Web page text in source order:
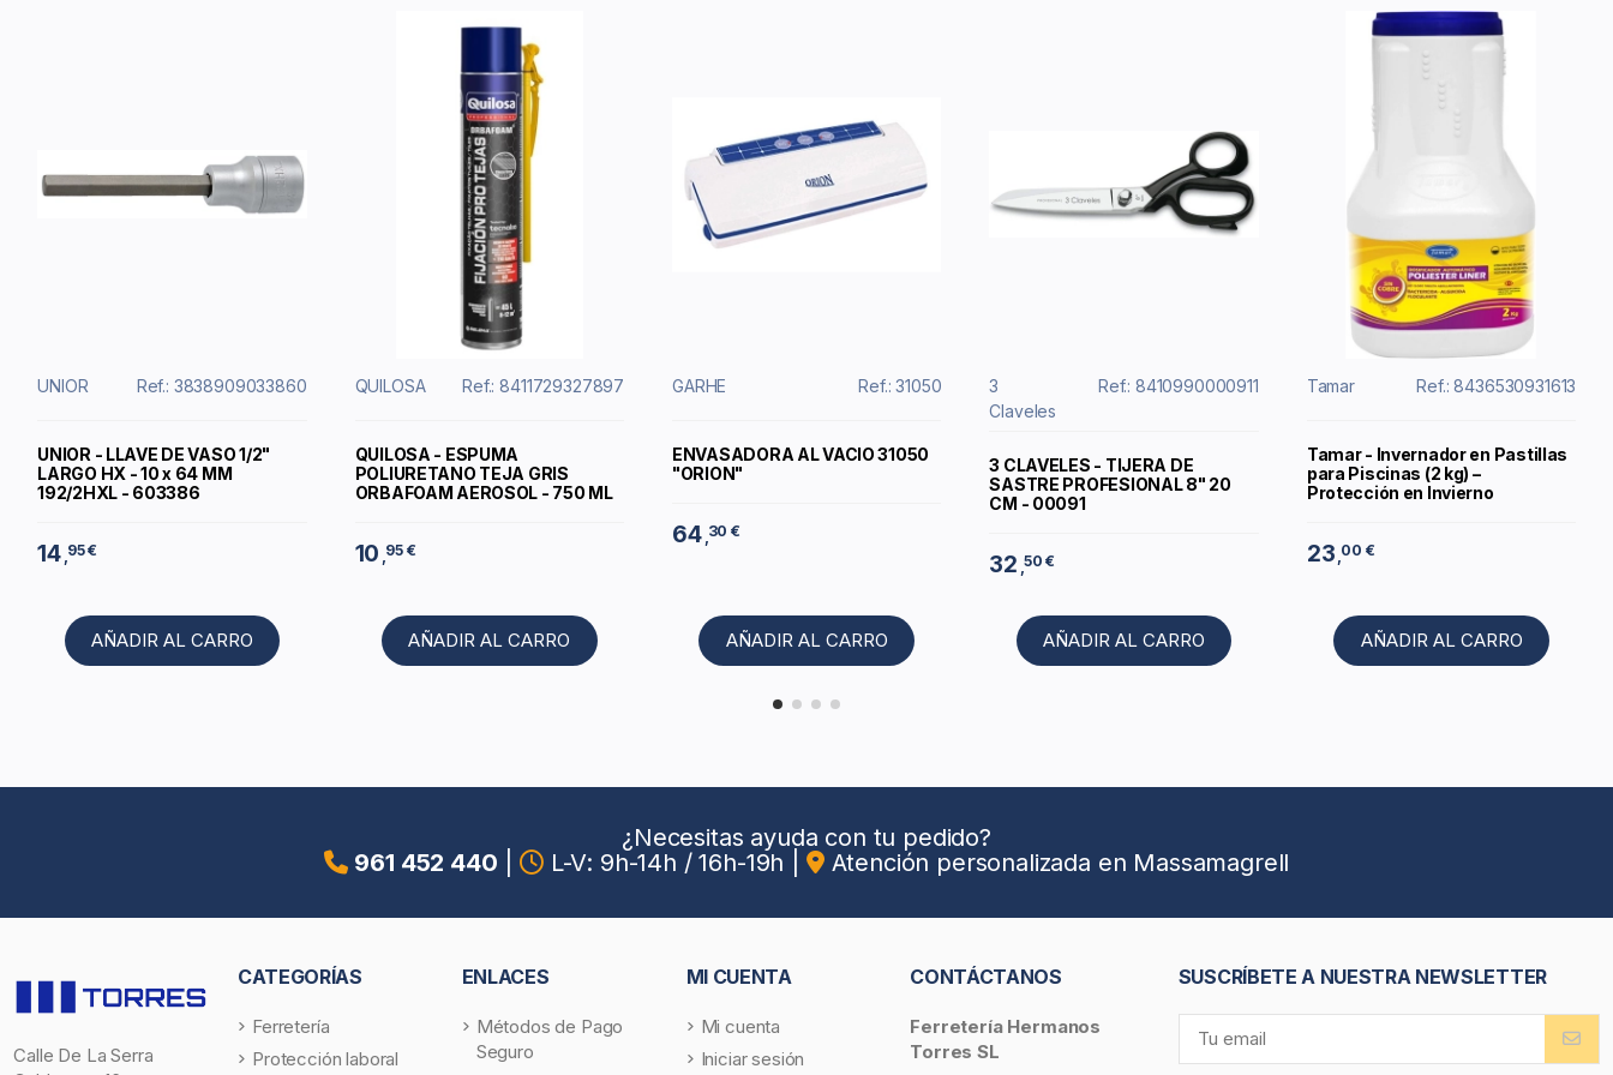
UNIOR Ref.: 3838909033860
UNIOR - LLAVE DE VASO 1/2"
LARGO HX - 10 x 64 MM
192/2HXL - 603386
14 ,95 €
AÑADIR AL CARRO
QUILOSA Ref.: 8411729327897
QUILOSA - ESPUMA
POLIURETANO TEJA GRIS
ORBAFOAM AEROSOL - 750 ML
10 ,95 €
AÑADIR AL CARRO
GARHE Ref.: 31050
ENVASADORA AL VACIO 31050
"ORION"
64 ,30 €
AÑADIR AL CARRO
3
Claveles
Ref.: 8410990000911
3 CLAVELES - TIJERA DE
SASTRE PROFESIONAL 8" 20
CM - 00091
32 ,50 €
AÑADIR AL CARRO
Tamar Ref.: 8436530931613
Tamar - Invernador en Pastillas
para Piscinas (2 kg) –
Protección en Invierno
23 ,00 €
AÑADIR AL CARRO
¿Necesitas ayuda con tu pedido?
961 452 440
L-V: 9h-14h / 16h-19h Atención personalizada en Massamagrell
Calle De La Serra
CATEGORÍAS
Ferretería
Protección laboral
ENLACES
Métodos de Pago
Seguro
MI CUENTA
Mi cuenta
Iniciar sesión
CONTÁCTANOS
Ferretería Hermanos
Torres SL
SUSCRÍBETE A NUESTRA NEWSLETTER